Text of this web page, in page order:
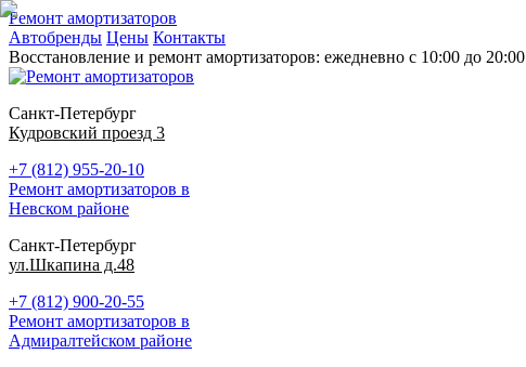
Ремонт амортизаторов
Автобренды Цены Контакты
Восстановление и ремонт амортизаторов: ежедневно с 10:00 до 20:00
Санкт-Петербург
Кудровский проезд 3
+7 (812) 955-20-10
Ремонт амортизаторов в
Невском районе
Санкт-Петербург
ул.Шкапина д.48
+7 (812) 900-20-55
Ремонт амортизаторов в
Адмиралтейском районе